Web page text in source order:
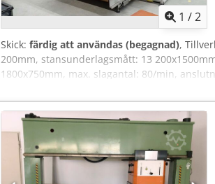
1 /2
Skick: färdig att användas (begagnad),
200mm, stansunderlagsmått: 13
1800x750mm, max. slagantal: 80/min,
2900mm, vikt netto/drift: 7,8/10,2t, drifttid:
vilket möjliggör nesting, dragfri avlindning
hydraulaggregat integrerat i maskinramen,